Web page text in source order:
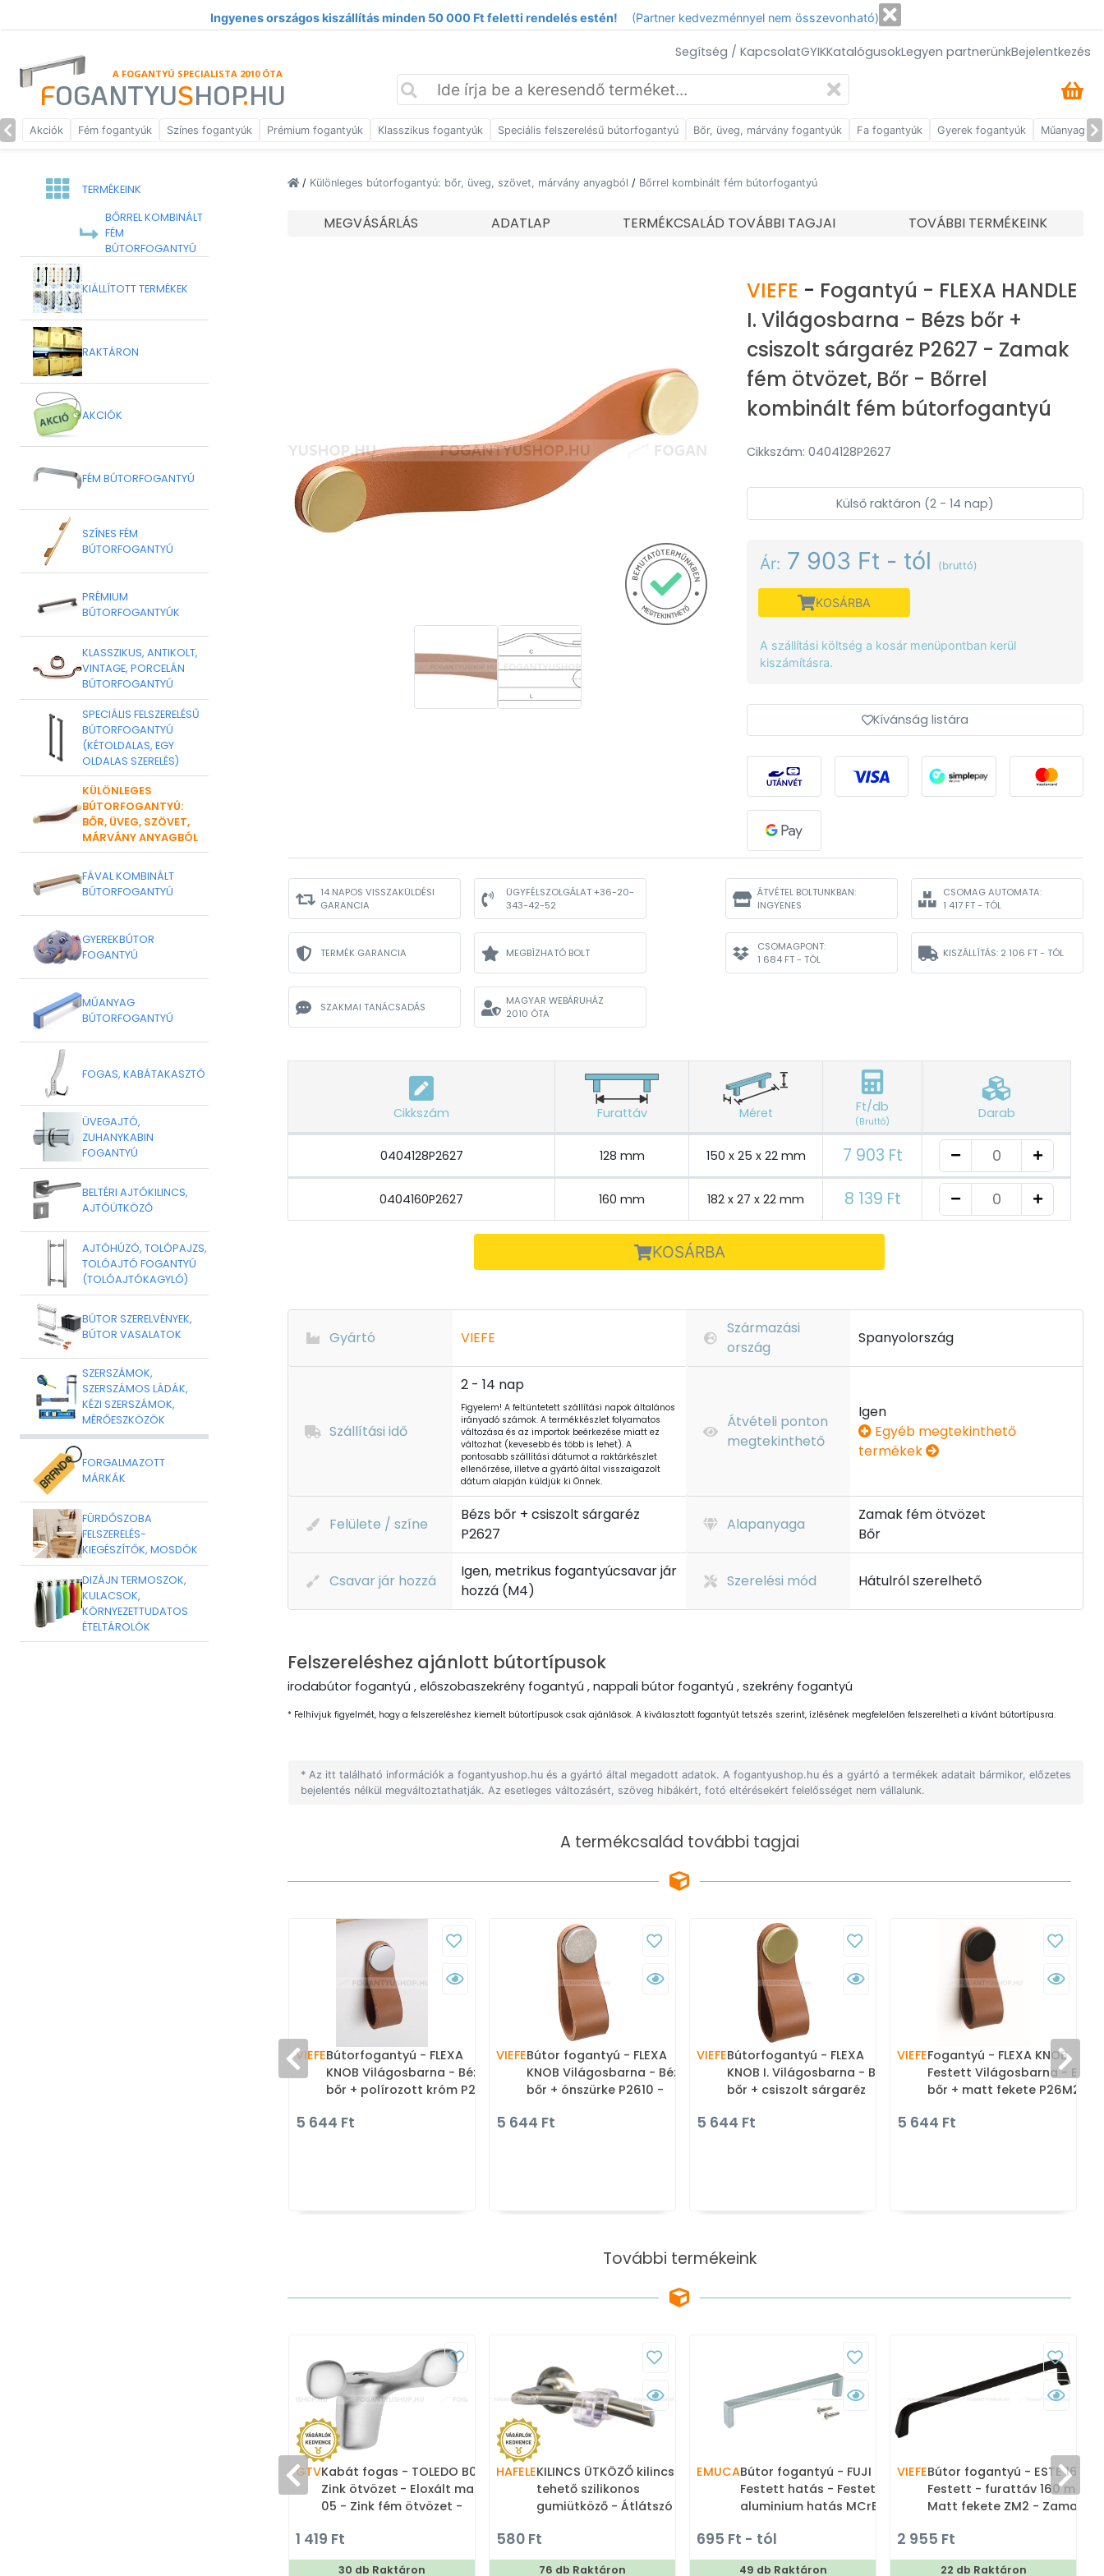
Ingyenes országos kiszállítás minden 50 000 Ft feletti rendelés estén! (Partner kedvezménnyel nem összevonható)
Segítség / KapcsolatGYIKKatalógusokLegyen partnerünkBejelentkezés
A FOGANTYÚ SPECIALISTA 2010 ÓTA
FOGANTYUSHOP.HU
Akciók Fém fogantyúk Színes fogantyúk Prémium fogantyúk Klasszikus fogantyúk Speciális felszerelésű bútorfogantyú Bőr, üveg, márvány fogantyúk Fa fogantyúk Gyerek fogantyúk Műanyag
TERMÉKEINK
BŐRREL KOMBINÁLT
FÉM
BÚTORFOGANTYÚ
KIÁLLÍTOTT TERMÉKEK
RAKTÁRON
AKCIÓK
FÉM BÚTORFOGANTYÚ
SZÍNES FÉM
BÚTORFOGANTYÚ
PRÉMIUM
BÚTORFOGANTYÚK
KLASSZIKUS, ANTIKOLT,
VINTAGE, PORCELÁN
BÚTORFOGANTYÚ
SPECIÁLIS FELSZERELÉSŰ
BÚTORFOGANTYÚ
(KÉTOLDALAS, EGY
OLDALAS SZERELÉS)
KÜLÖNLEGES
BÚTORFOGANTYÚ:
BŐR, ÜVEG, SZÖVET,
MÁRVÁNY ANYAGBÓL
FÁVAL KOMBINÁLT
BÚTORFOGANTYÚ
GYEREKBÚTOR
FOGANTYÚ
MŰANYAG
BÚTORFOGANTYÚ
FOGAS, KABÁTAKASZTÓ
ÜVEGAJTÓ,
ZUHANYKABIN
FOGANTYÚ
BELTÉRI AJTÓKILINCS,
AJTÓÜTKÖZŐ
AJTÓHÚZÓ, TOLÓPAJZS,
TOLÓAJTÓ FOGANTYÚ
(TOLÓAJTÓKAGYLÓ)
BÚTOR SZERELVÉNYEK,
BÚTOR VASALATOK
SZERSZÁMOK,
SZERSZÁMOS LÁDÁK,
KÉZI SZERSZÁMOK,
MÉRŐESZKÖZÖK
FORGALMAZOTT
MÁRKÁK
FÜRDŐSZOBA
FELSZERELÉS-
KIEGÉSZÍTŐK, MOSDÓK
DIZÁJN TERMOSZOK,
KULACSOK,
KÖRNYEZETTUDATOS
ÉTELTÁROLÓK
/ Különleges bútorfogantyú: bőr, üveg, szövet, márvány anyagból / Bőrrel kombinált fém bútorfogantyú
MEGVÁSÁRLÁS ADATLAP TERMÉKCSALÁD TOVÁBBI TAGJAI TOVÁBBI TERMÉKEINK
VIEFE - Fogantyú - FLEXA HANDLE
I. Világosbarna - Bézs bőr +
csiszolt sárgaréz P2627 - Zamak
fém ötvözet, Bőr - Bőrrel
kombinált fém bútorfogantyú
Cikkszám: 0404128P2627
Külső raktáron (2 - 14 nap)
Ár: 7 903 Ft - tól (bruttó)
KOSÁRBA
A szállítási költség a kosár menüpontban kerül
kiszámításra.
Kívánság listára
14 NAPOS VISSZAKÜLDÉSI
GARANCIA
ÜGYFÉLSZOLGÁLAT +36-20-
343-42-52
TERMÉK GARANCIA MEGBÍZHATÓ BOLT
SZAKMAI TANÁCSADÁS
MAGYAR WEBÁRUHÁZ
2010 ÓTA
ÁTVÉTEL BOLTUNKBAN:
INGYENES
CSOMAG AUTOMATA:
1 417 FT - TÓL
CSOMAGPONT:
1 684 FT - TÓL
KISZÁLLÍTÁS: 2 106 FT - TÓL
Cikkszám Furattáv Méret Ft/db
(Bruttó)
Darab
0404128P2627 7 903 Ft
128 mm 150 x 25 x 22 mm
0404160P2627 8 139 Ft
160 mm 182 x 27 x 22 mm
KOSÁRBA
Gyártó VIEFE
Származási
ország
Spanyolország
Szállítási idő
2 - 14 nap
Figyelem! A feltüntetett szállítási napok általános
irányadó számok. A termékkészlet folyamatos
változása és az importok beérkezése miatt ez
változhat (kevesebb és több is lehet). A
pontosabb szállítási dátumot a raktárkészlet
ellenőrzése, illetve a gyártó által visszaigazolt
dátum alapján küldjük ki Önnek.
Átvételi ponton
megtekinthető
Igen
Egyéb megtekinthető
termékek
Felülete / színe
Bézs bőr + csiszolt sárgaréz
P2627
Alapanyaga
Zamak fém ötvözet
Bőr
Csavar jár hozzá
Igen, metrikus fogantyúcsavar jár
hozzá (M4)
Szerelési mód Hátulról szerelhető
Felszereléshez ajánlott bútortípusok
irodabútor fogantyú , előszobaszekrény fogantyú , nappali bútor fogantyú , szekrény fogantyú
* Felhívjuk figyelmét, hogy a felszereléshez kiemelt bútortípusok csak ajánlások. A kiválasztott fogantyút tetszés szerint, ízlésének megfelelően felszerelheti a kívánt bútortípusra.
* Az itt található információk a fogantyushop.hu és a gyártó által megadott adatok. A fogantyushop.hu és a gyártó a termékek adatait bármikor, előzetes
bejelentés nélkül megváltoztathatják. Az esetleges változásért, szöveg hibákért, fotó eltérésekért felelősséget nem vállalunk.
A termékcsalád további tagjai
VIEFEBútorfogantyú - FLEXA
KNOB Világosbarna - Bézs
bőr + polírozott króm P2601
Bőrrel kombinált fém
5 644 Ft
VIEFEBútor fogantyú - FLEXA
KNOB Világosbarna - Bézs
bőr + ónszürke P2610 -
Bőrrel kombinált fém
5 644 Ft
VIEFEBútorfogantyú - FLEXA
KNOB I. Világosbarna - Bézs
bőr + csiszolt sárgaréz
ötvözet, Bőr - Bőrrel
5 644 Ft
VIEFEFogantyú - FLEXA KNOB
Festett Világosbarna - Bézs
bőr + matt fekete P26M2 -
Bőrrel kombinált fém
5 644 Ft
További termékeink
GTVKabát fogas - TOLEDO B0 16
Zink ötvözet - Eloxált matt
05 - Zink fém ötvözet -
1 419 Ft
30 db Raktáron
HAFELEKILINCS ÜTKÖZŐ kilincsre
tehető szilikonos
gumiütköző - Átlátszó -
ajtókitámasztó (padlóra
tehető, padlóra, falra,
580 Ft
76 db Raktáron
EMUCABútor fogantyú - FUJI
Festett hatás - Festett
aluminium hatás MCrEL -
méretben gyártott fém
bútorfogantyú
695 Ft - tól
49 db Raktáron
VIEFEBútor fogantyú - ESTE 160
Festett - furattáv 160 mm -
Matt fekete ZM2 - Zamak
gyártott színes fém
bútorfogantyú
2 955 Ft
22 db Raktáron